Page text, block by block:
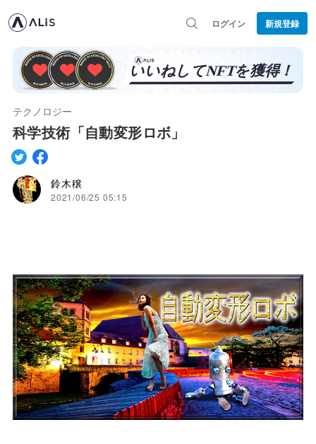
ログイン 新規登録
テクノロジー
科学技術「自動変形ロボ」
鈴木穣
2021/06/25 05:15